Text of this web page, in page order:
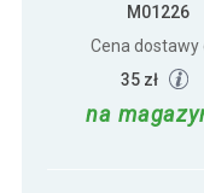
M01226
Cena dostawy
35 zł
na